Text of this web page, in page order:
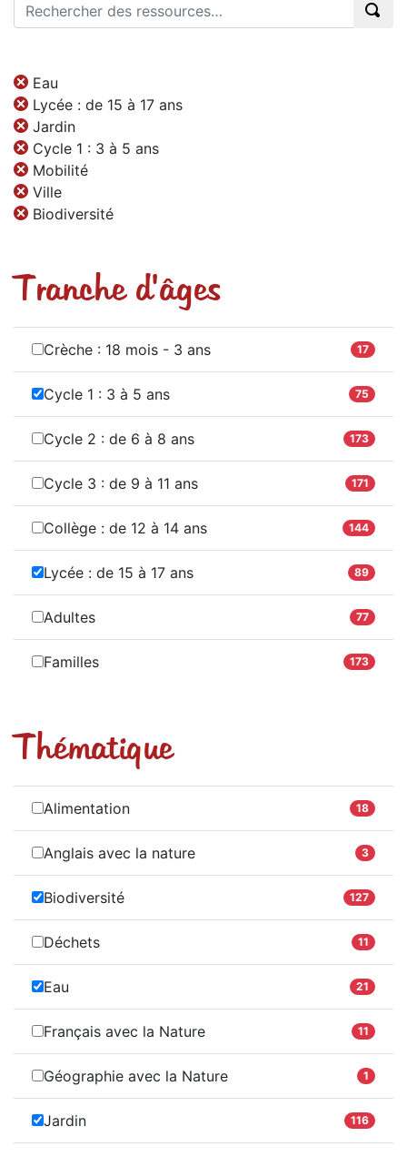
Eau
Lycée : de 15 à 17 ans
Jardin
Cycle 1 : 3 à 5 ans
Mobilité
Ville
Biodiversité
Tranche d'âges
Crèche : 18 mois - 3 ans 17
Cycle 1 : 3 à 5 ans 75
Cycle 2 : de 6 à 8 ans 173
Cycle 3 : de 9 à 11 ans 171
Collège : de 12 à 14 ans 144
Lycée : de 15 à 17 ans 89
Adultes 77
Familles 173
Thématique
Alimentation 18
Anglais avec la nature 3
Biodiversité 127
Déchets 11
Eau 21
Français avec la Nature 11
Géographie avec la Nature 1
Jardin 116